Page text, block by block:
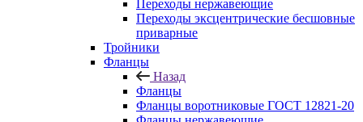
Переходы нержавеющие
Переходы эксцентрические бесшовные
приварные
Тройники
Фланцы
Назад
Фланцы
Фланцы воротниковые ГОСТ 12821-20